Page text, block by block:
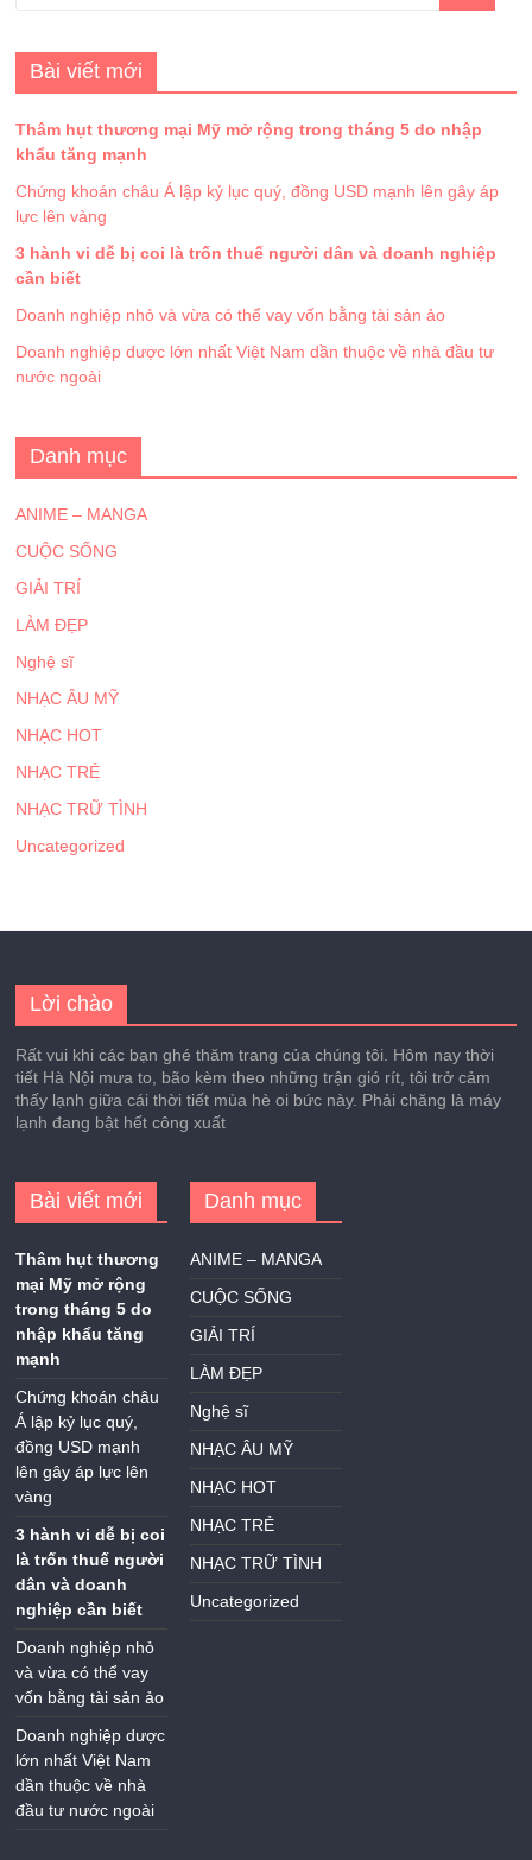
Bài viết mới
Thâm hụt thương mại Mỹ mở rộng trong tháng 5 do nhập
khẩu tăng mạnh
Chứng khoán châu Á lập kỷ lục quý, đồng USD mạnh lên gây áp
lực lên vàng
3 hành vi dễ bị coi là trốn thuế người dân và doanh nghiệp
cần biết
Doanh nghiệp nhỏ và vừa có thể vay vốn bằng tài sản ảo
Doanh nghiệp dược lớn nhất Việt Nam dần thuộc về nhà đầu tư
nước ngoài
Danh mục
ANIME – MANGA
CUỘC SỐNG
GIẢI TRÍ
LÀM ĐẸP
Nghệ sĩ
NHẠC ÂU MỸ
NHẠC HOT
NHẠC TRẺ
NHẠC TRỮ TÌNH
Uncategorized
Lời chào
Rất vui khi các bạn ghé thăm trang của chúng tôi. Hôm nay thời
tiết Hà Nội mưa to, bão kèm theo những trận gió rít, tôi trở cảm
thấy lạnh giữa cái thời tiết mùa hè oi bức này. Phải chăng là máy
lạnh đang bật hết công xuất
Bài viết mới
Thâm hụt thương
mại Mỹ mở rộng
trong tháng 5 do
nhập khẩu tăng
mạnh
Chứng khoán châu
Á lập kỷ lục quý,
đồng USD mạnh
lên gây áp lực lên
vàng
3 hành vi dễ bị coi
là trốn thuế người
dân và doanh
nghiệp cần biết
Doanh nghiệp nhỏ
và vừa có thể vay
vốn bằng tài sản ảo
Doanh nghiệp dược
lớn nhất Việt Nam
dần thuộc về nhà
đầu tư nước ngoài
Danh mục
ANIME – MANGA
CUỘC SỐNG
GIẢI TRÍ
LÀM ĐẸP
Nghệ sĩ
NHẠC ÂU MỸ
NHẠC HOT
NHẠC TRẺ
NHẠC TRỮ TÌNH
Uncategorized